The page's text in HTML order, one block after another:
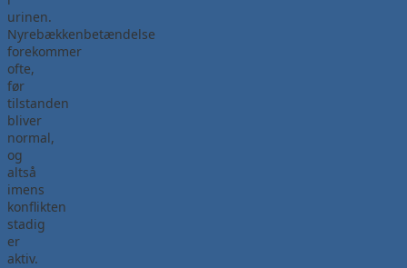
urinen.
Nyrebækkenbetændelse
forekommer
ofte,
før
tilstanden
bliver
normal,
og
altså
imens
konflikten
stadig
er
aktiv.